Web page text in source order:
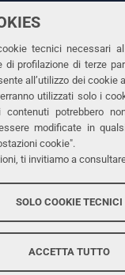
tecnici necessari
di profilazione di terze
all’utilizzo dei cookie
utilizzati solo i
contenuti potrebbero
modificate in
cookie".
ti invitiamo a
SOLO COOKIE TECNICI
ACCETTA TUTTO
0532 293111
0532 293031
di accessibilità
dati personali